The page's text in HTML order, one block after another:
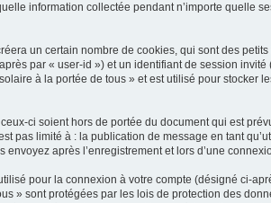
information collectée pendant n’importe quelle
un certain nombre de cookies, qui sont des
par « user-id ») et un identifiant de session
à la portée de tous » et est utilisé pour stocker
ci soient hors de portée du document qui est
pas limité à : la publication de message en tant
après l’enregistrement et lors d’une
pour la connexion à votre compte (désigné ci-
» sont protégées par les lois de protection des